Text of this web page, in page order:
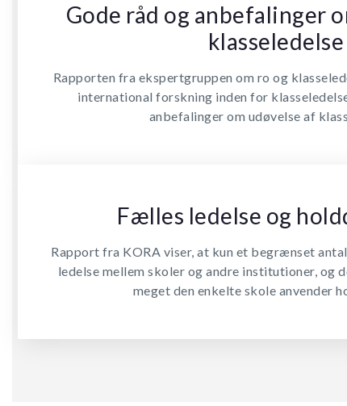
Gode råd og anbefalinger
klasseledelse
Rapporten fra ekspertgruppen om ro og
international forskning inden for
anbefalinger om udøvelse af
Fælles ledelse og
Rapport fra KORA viser, at kun et begrænset
ledelse mellem skoler og andre institutioner, og
meget den enkelte skole anvender